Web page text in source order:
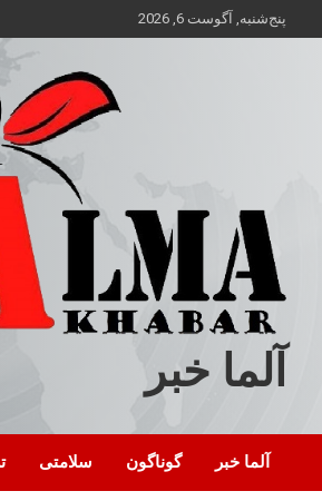
محتوا
پنج‌شنبه, آگوست 6, 2026
آلما خبر
آلما خبر گوناگون سلامتی